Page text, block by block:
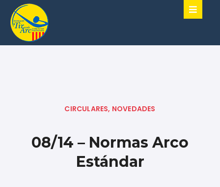
CIRCULARES, NOVEDADES
08/14 – Normas Arco
Estándar